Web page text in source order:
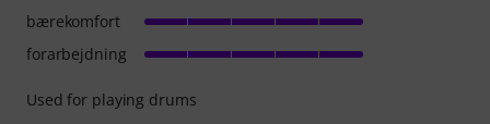
Used for playing drums
bærekomfort
forarbejdning